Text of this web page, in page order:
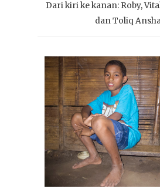
Dari kiri ke kanan: Roby,
dan Toliq